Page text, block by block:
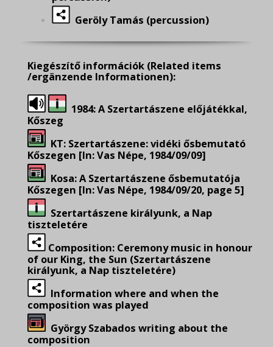
Geröly Tamás (percussion)
Kiegészítő információk (Related items
/ergänzende Informationen):
1984: A Szertartászene előjátékkal,
Kőszeg
KT: Szertartászene: vidéki ősbemutató
Kőszegen [In: Vas Népe, 1984/09/09]
Kosa: A Szertartászene ősbemutatója
Kőszegen [In: Vas Népe, 1984/09/20, page 5]
Szertartászene királyunk, a Nap
tiszteletére
Composition: Ceremony music in honour
of our King, the Sun (Szertartászene
királyunk, a Nap tiszteletére)
Information where and when the
composition was played
György Szabados writing about the
composition